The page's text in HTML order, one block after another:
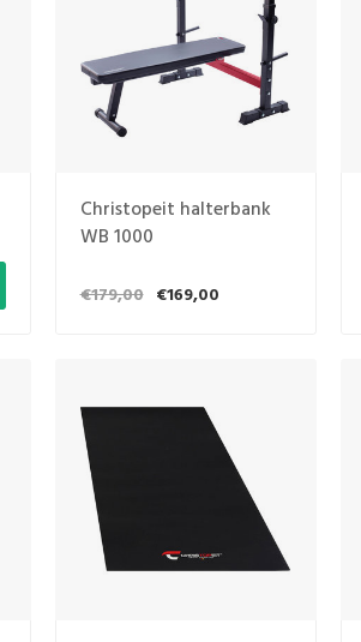
Christopeit halterbank
WB 1000
€179,00 €169,00